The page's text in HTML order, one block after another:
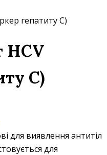
гепатиту C)
HCV
C)
для виявлення антитіл
для